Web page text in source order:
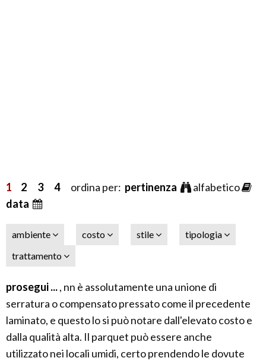
1 2 3 4ordina per: pertinenza
alfabetico
data
ambiente costo stile
tipologia
trattamento
prosegui ..., nn è assolutamente una unione di
serratura o compensato pressato come il precedente
laminato, e questo lo si può notare dall'elevato costo e
dalla qualità alta. Il parquet può essere anche
utilizzato nei locali umidi, certo prendendo le dovute